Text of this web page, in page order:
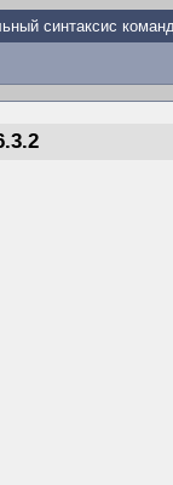
синтаксис